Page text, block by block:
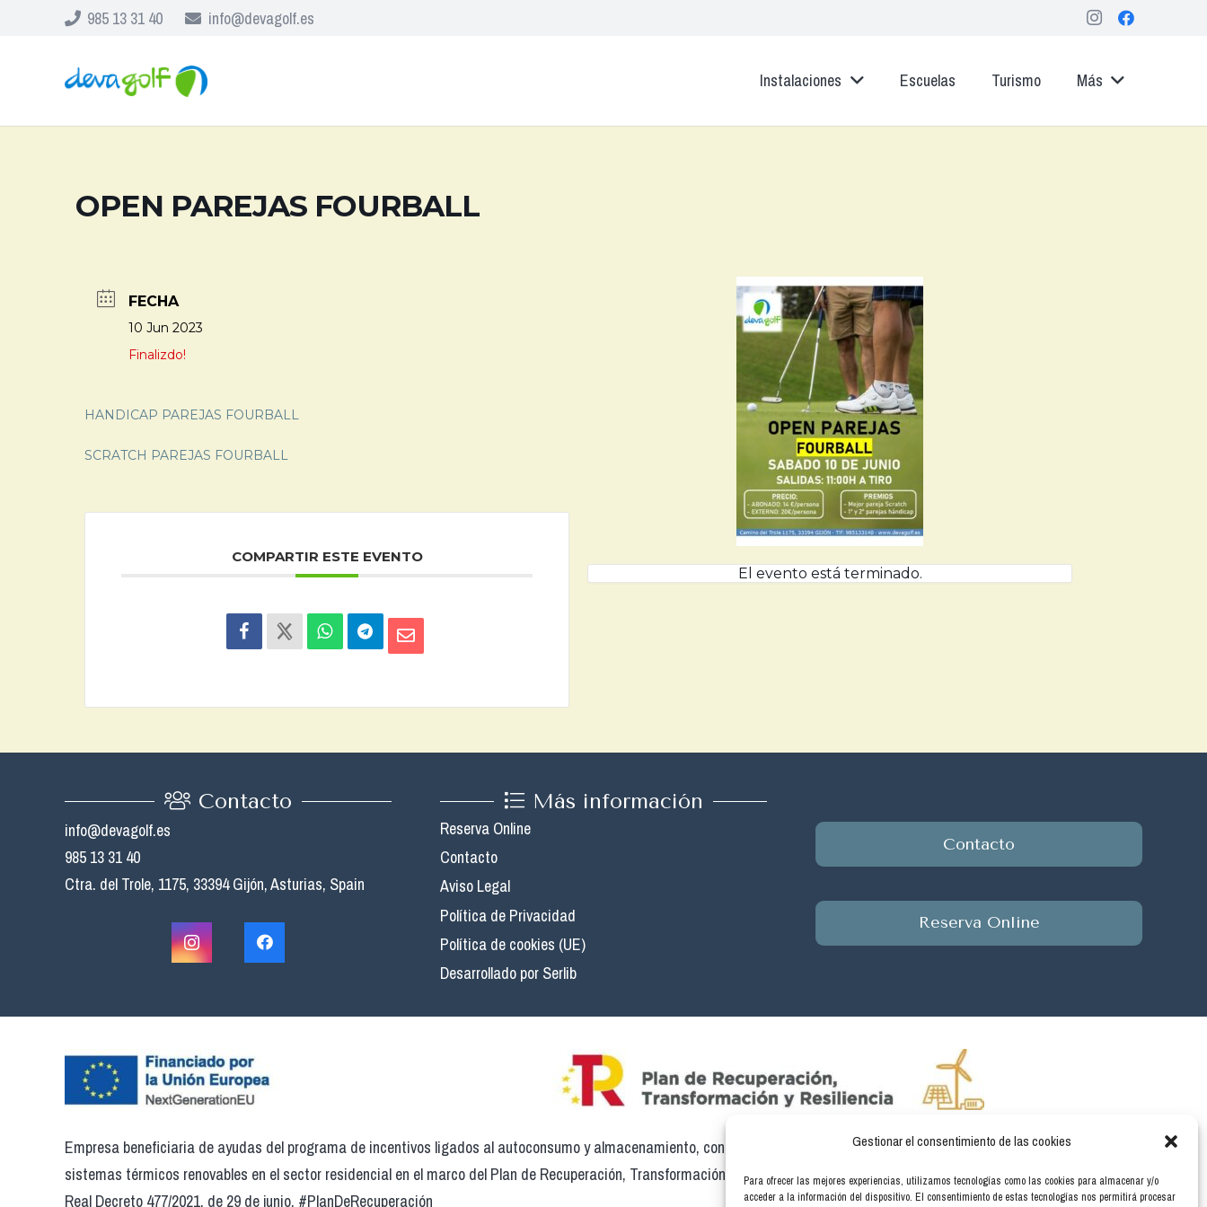
Gestionar el consentimiento de las cookies
Para ofrecer las mejores experiencias, utilizamos tecnologías como las cookies para almacenar y/o
acceder a la información del dispositivo. El consentimiento de estas tecnologías nos permitirá procesar
985 13 31 40 info@devagolf.es
Instalaciones Escuelas Turismo Más
OPEN PAREJAS FOURBALL
FECHA
10 Jun 2023
Finalizdo!
HANDICAP PAREJAS FOURBALL
SCRATCH PAREJAS FOURBALL
COMPARTIR ESTE EVENTO
El evento está terminado.
Contacto
info@devagolf.es
985 13 31 40
Ctra. del Trole, 1175, 33394 Gijón, Asturias, Spain
Más información
Reserva Online
Contacto
Aviso Legal
Política de Privacidad
Política de cookies (UE)
Desarrollado por Serlib
Contacto
Reserva Online
Empresa beneficiaria de ayudas del programa de incentivos ligados al autoconsumo y almacenamiento, con fuentes de energía renovable, así como a la implantación de
sistemas térmicos renovables en el sector residencial en el marco del Plan de Recuperación, Transformación y Resiliencia, financiado por la Unión Europea -NextGenerationEU.
Real Decreto 477/2021, de 29 de junio. #PlanDeRecuperación